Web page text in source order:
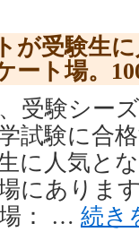
が受験生
ート場。
受験シー
試験に合
に人気と
にありま
： … 続き